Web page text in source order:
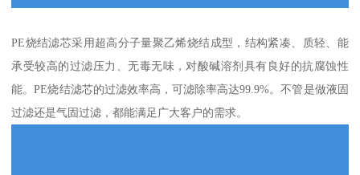
PE烧结滤芯采用超高分子量聚乙烯烧结成型，结构紧凑、质轻、能
承受较高的过滤压力、无毒无味，对酸碱溶剂具有良好的抗腐蚀性
能。PE烧结滤芯的过滤效率高，可滤除率高达99.9%。不管是做液固
过滤还是气固过滤，都能满足广大客户的需求。